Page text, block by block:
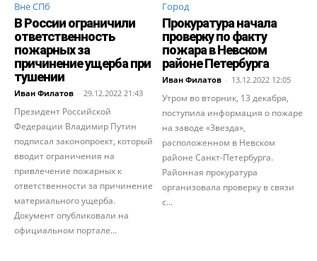
Вне СПб
В России ограничили
ответственность
пожарных за
причинение ущерба при
тушении
Иван Филатов - 29.12.2022 21:43
Президент Российской
Федерации Владимир Путин
подписал законопроект, который
вводит ограничения на
привлечение пожарных к
ответственности за причинение
материального ущерба.
Документ опубликовали на
официальном портале...
Город
Прокуратура начала
проверку по факту
пожара в Невском
районе Петербурга
Иван Филатов - 13.12.2022 12:05
Утром во вторник, 13 декабря,
поступила информация о пожаре
на заводе «Звезда»,
расположенном в Невском
районе Санкт-Петербурга.
Районная прокуратура
организовала проверку в связи
с...